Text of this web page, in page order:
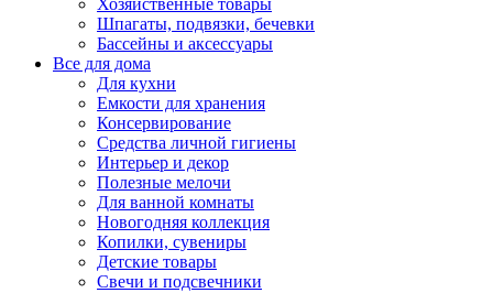
Хозяйственные товары
Шпагаты, подвязки, бечевки
Бассейны и аксессуары
Все для дома
Для кухни
Емкости для хранения
Консервирование
Средства личной гигиены
Интерьер и декор
Полезные мелочи
Для ванной комнаты
Новогодняя коллекция
Копилки, сувениры
Детские товары
Свечи и подсвечники